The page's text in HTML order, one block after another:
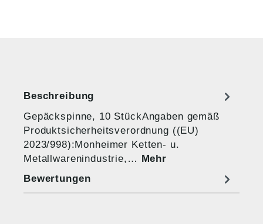
Beschreibung
Gepäckspinne, 10 StückAngaben gemäß
Produktsicherheitsverordnung ((EU)
2023/998):Monheimer Ketten- u.
Metallwarenindustrie,… Mehr
Bewertungen